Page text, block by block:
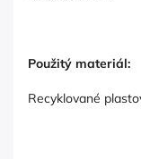
Použitý materiál:
Recyklované